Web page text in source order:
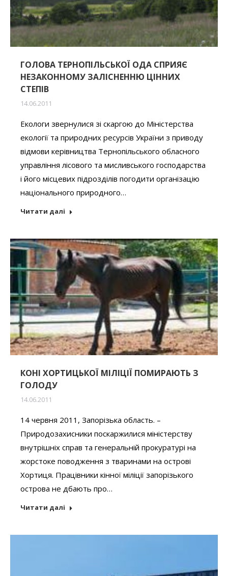
ГОЛОВА ТЕРНОПІЛЬСЬКОЇ ОДА СПРИЯЄ
НЕЗАКОННОМУ ЗАЛІСНЕННЮ ЦІННИХ
СТЕПІВ
14.06.2011
Екологи звернулися зі скаргою до Міністерства
екології та природних ресурсів України з приводу
відмови керівництва Тернопільського обласного
управління лісового та мисливського господарства
і його місцевих підрозділів погодити організацію
національного природного…
Читати далі
КОНІ ХОРТИЦЬКОЇ МІЛІЦІЇ ПОМИРАЮТЬ З
ГОЛОДУ
14.06.2011
14 червня 2011, Запорізька область. –
Природозахисники поскаржилися міністерству
внутрішніх справ та генеральній прокуратурі на
жорстоке поводження з тваринами на острові
Хортиця. Працівники кінної міліції запорізького
острова не дбають про…
Читати далі